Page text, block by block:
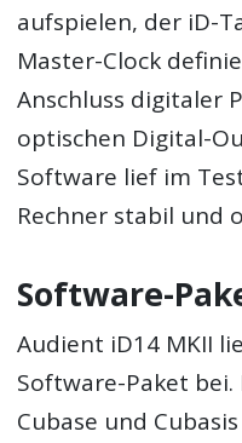
aufspielen, der iD-
Master-Clock
Anschluss digitaler
optischen Digital-
Software lief im
Rechner stabil und
Software-
Audient iD14 MKII
Software-Paket bei.
Cubase und